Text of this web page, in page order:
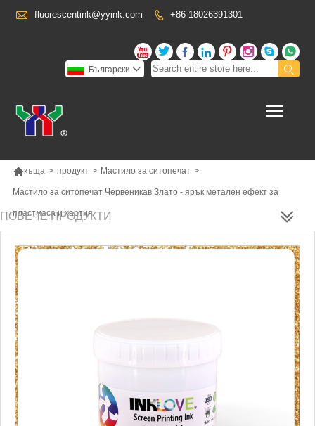
 fluorescentink@yyink.com  +86-18026391301
      


Български 
къща > продукт > Мастило за ситопечат >
Мастило за ситопечат Червеникав Злато - ярък метален ефект за
пластмаса и хартия
ПОВЕЧЕ ПРОДУКТИ